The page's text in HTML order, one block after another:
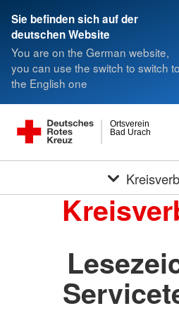
Sie befinden sich auf der
deutschen Website
You are on the German website,
you can use the switch to switch to
the English one
Bad Urach
Ortsverein